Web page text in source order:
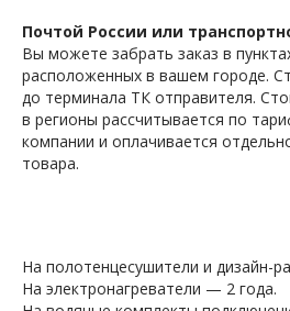
Почтой России или
Вы можете забрать заказ в
расположенных в вашем городе.
до терминала ТК отправителя.
в регионы рассчитывается по
компании и оплачивается
товара.
На полотенцесушители и дизайн-
На электронагреватели — 2 года.